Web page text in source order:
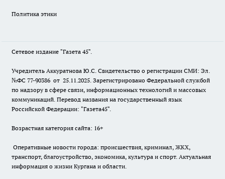
Политика этики
Сетевое издание "Газета 45".
Учредитель Аккуратнова Ю.С. Свидетельство о регистрации СМИ: Эл.
№ФС 77-90386 от 25.11.2025. Зарегистрировано Федеральной службой
по надзору в сфере связи, информационных технологий и массовых
коммуникаций. Перевод названия на государственный язык
Российской Федерации: "Газета45".
Возрастная категория сайта: 16+
Оперативные новости города: происшествия, криминал, ЖКХ,
транспорт, благоустройство, экономика, культура и спорт. Актуальная
информация о жизни Кургана и области.